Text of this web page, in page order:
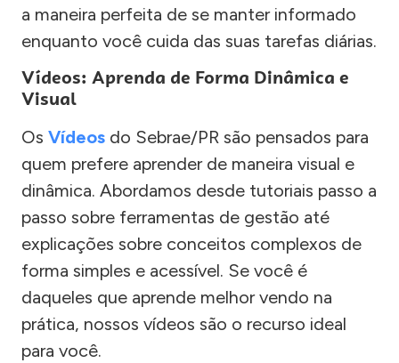
a maneira perfeita de se manter informado
enquanto você cuida das suas tarefas diárias.
Vídeos: Aprenda de Forma Dinâmica e
Visual
Os Vídeos do Sebrae/PR são pensados para
quem prefere aprender de maneira visual e
dinâmica. Abordamos desde tutoriais passo a
passo sobre ferramentas de gestão até
explicações sobre conceitos complexos de
forma simples e acessível. Se você é
daqueles que aprende melhor vendo na
prática, nossos vídeos são o recurso ideal
para você.